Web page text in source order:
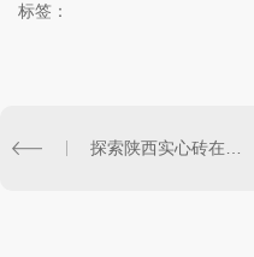
标签：